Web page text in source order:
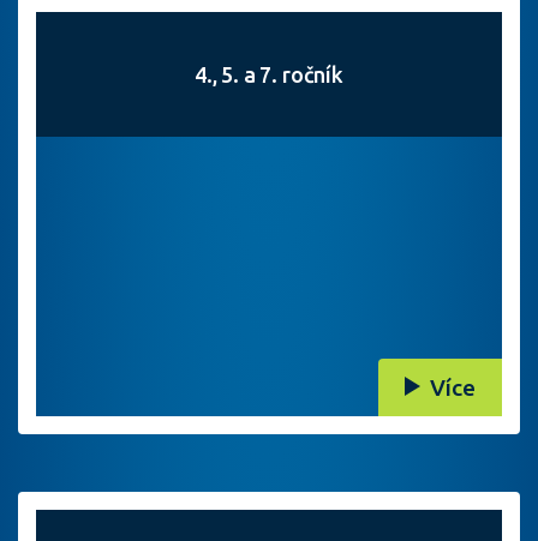
4., 5. a 7. ročník
Více